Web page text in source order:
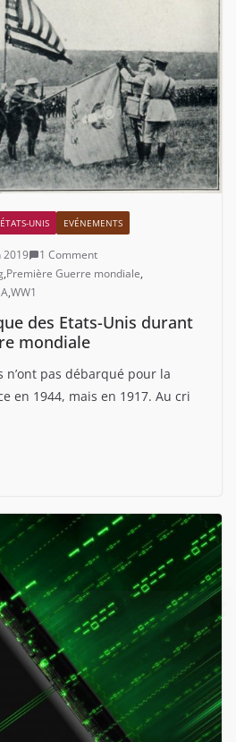
ÉTATS-UNIS EVÉNEMENTS
2019
1 Comment
,Première Guerre mondiale,
,WW1
des Etats-Unis durant
mondiale
n’ont pas débarqué pour la
en 1944, mais en 1917. Au cri